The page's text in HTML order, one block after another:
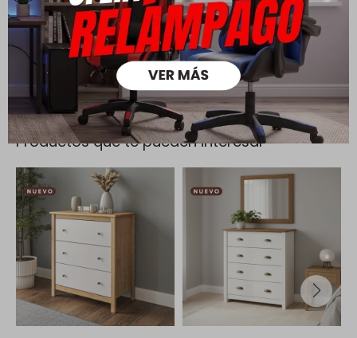
Medios de pago
Productos que te pueden interesar